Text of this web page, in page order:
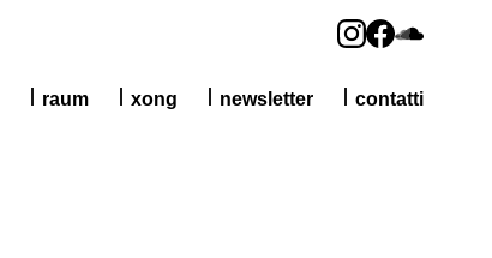
contatti
newsletter
xong
raum